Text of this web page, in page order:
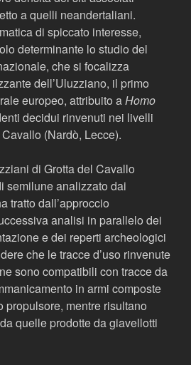
a quelli neandertaliani.
di spiccato interesse,
determinante lo studio del
che si focalizza
dell’Uluzziano, il primo
europeo, attribuito aHomo
decidui rinvenuti nei livelli
(Nardò, Lecce).
di Grotta del Cavallo
semilune analizzato dai
tratto dall’approccio
analisi in parallelo dei
e dei reperti archeologici
che le tracce d’uso rinvenute
sono compatibili con tracce da
in armi composte
propulsore, mentre risultano
quelle prodotte da giavellotti